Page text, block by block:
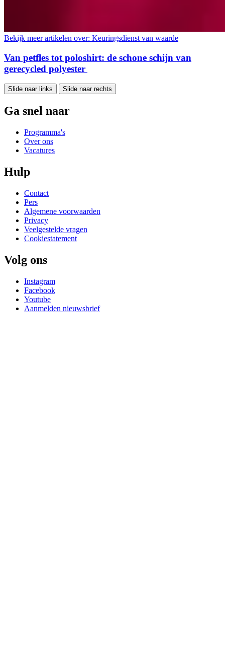
Bekijk meer artikelen over: Keuringsdienst van waarde
Van petfles tot poloshirt: de schone schijn van
gerecycled polyester
Slide naar links Slide naar rechts
Ga snel naar
Programma's
Over ons
Vacatures
Hulp
Contact
Pers
Algemene voorwaarden
Privacy
Veelgestelde vragen
Cookiestatement
Volg ons
Instagram
Facebook
Youtube
Aanmelden nieuwsbrief